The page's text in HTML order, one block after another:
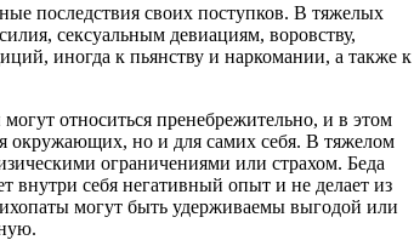
последствия своих поступков. В тяжелых
сексуальным девиациям, воровству,
иногда к пьянству и наркомании, а также к
относиться пренебрежительно, и в этом
окружающих, но и для самих себя. В тяжелом
ограничениями или страхом. Беда
внутри себя негативный опыт и не делает из
могут быть удерживаемы выгодой или